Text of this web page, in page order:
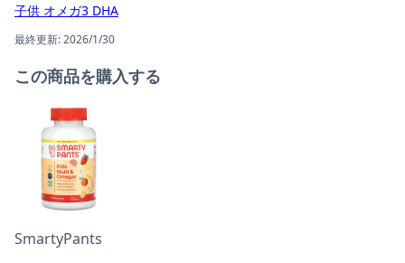
子供 オメガ3 DHA
最終更新: 2026/1/30
この商品を購入する
SmartyPants